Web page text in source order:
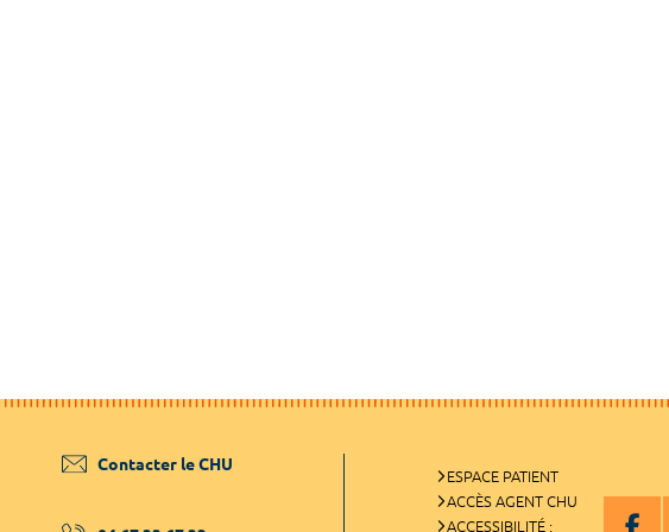
Contacter le CHU
ESPACE PATIENT
ACCÈS AGENT CHU
ACCESSIBILITÉ :